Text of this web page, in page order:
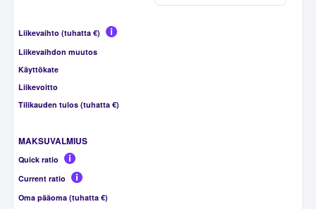
Liikevaihto (tuhatta €)
Liikevaihdon muutos
Käyttökate
Liikevoitto
Tilikauden tulos (tuhatta €)
MAKSUVALMIUS
Quick ratio
Current ratio
Oma pääoma (tuhatta €)